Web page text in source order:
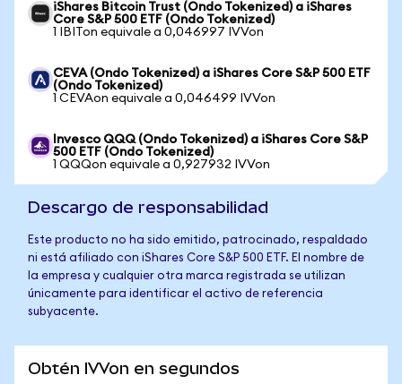
iShares Bitcoin Trust (Ondo Tokenized) a iShares
Core S&P 500 ETF (Ondo Tokenized)
1 IBITon equivale a 0,046997 IVVon
CEVA (Ondo Tokenized) a iShares Core S&P 500 ETF
(Ondo Tokenized)
1 CEVAon equivale a 0,046499 IVVon
Invesco QQQ (Ondo Tokenized) a iShares Core S&P
500 ETF (Ondo Tokenized)
1 QQQon equivale a 0,927932 IVVon
Descargo de responsabilidad
Este producto no ha sido emitido, patrocinado, respaldado
ni está afiliado con iShares Core S&P 500 ETF. El nombre de
la empresa y cualquier otra marca registrada se utilizan
únicamente para identificar el activo de referencia
subyacente.
Obtén IVVon en segundos